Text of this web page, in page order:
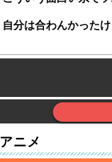
自分は合わんかった
アニメ